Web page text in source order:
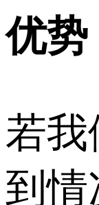
优势
若我
到情